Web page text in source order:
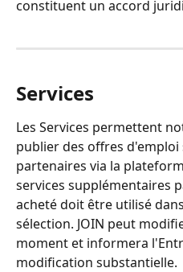
constituent un accord
Services
Les Services permettent
publier des offres d'emploi
partenaires via la
services supplémentaires
acheté doit être utilisé
sélection. JOIN peut
moment et informera
modification substantielle.